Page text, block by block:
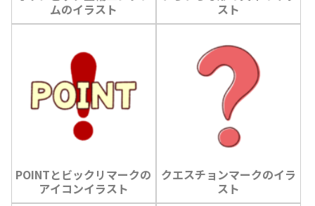
ムのイラスト
スト
POINTとビックリマークの
アイコンイラスト
クエスチョンマークのイラ
スト